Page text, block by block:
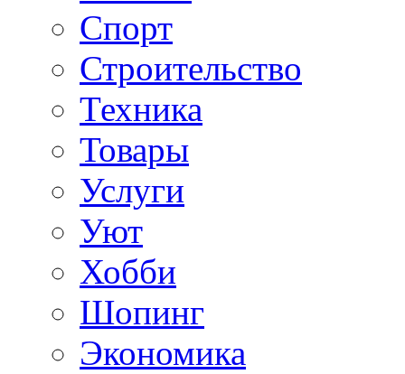
Спорт
Строительство
Техника
Товары
Услуги
Уют
Хобби
Шопинг
Экономика